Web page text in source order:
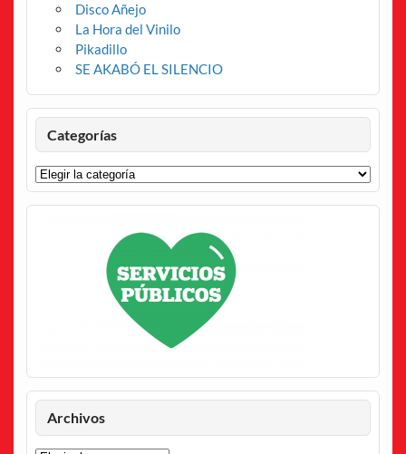
Disco Añejo
La Hora del Vinilo
Pikadillo
SE AKABÓ EL SILENCIO
Categorías
Categorías
Archivos